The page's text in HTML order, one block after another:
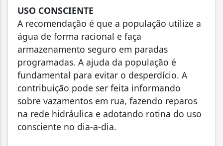
USO CONSCIENTE
A recomendação é que a população utilize a
água de forma racional e faça
armazenamento seguro em paradas
programadas. A ajuda da população é
fundamental para evitar o desperdício. A
contribuição pode ser feita informando
sobre vazamentos em rua, fazendo reparos
na rede hidráulica e adotando rotina do uso
consciente no dia-a-dia.